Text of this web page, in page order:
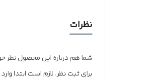
نظرات
شما هم درباره این محصول نظر
برای ثبت نظر، لازم است ابتدا